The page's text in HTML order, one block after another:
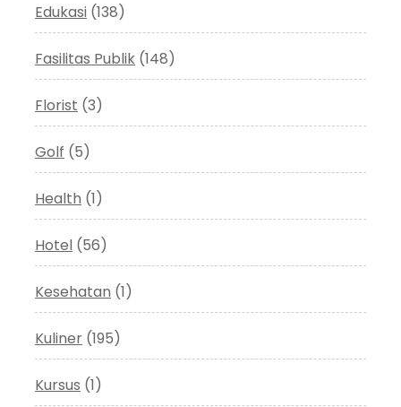
Edukasi (138)
Fasilitas Publik (148)
Florist (3)
Golf (5)
Health (1)
Hotel (56)
Kesehatan (1)
Kuliner (195)
Kursus (1)